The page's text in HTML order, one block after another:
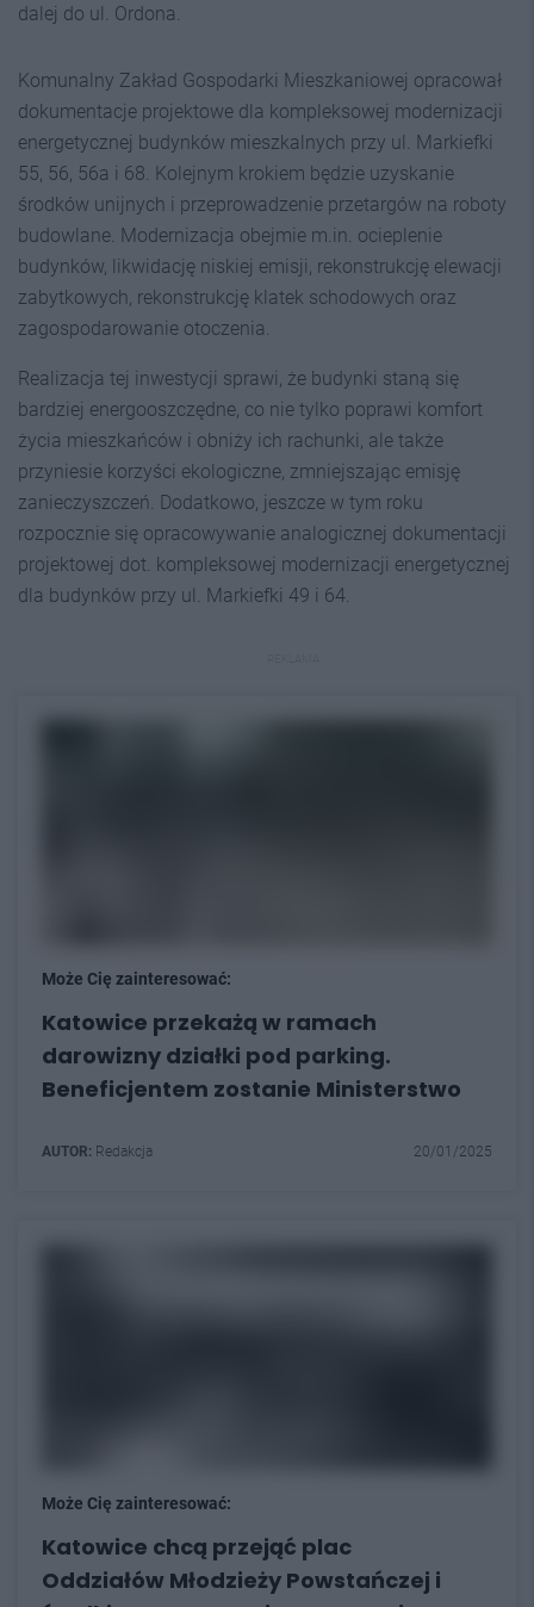
dalej do ul. Ordona.
Komunalny Zakład Gospodarki Mieszkaniowej opracował
dokumentacje projektowe dla kompleksowej modernizacji
energetycznej budynków mieszkalnych przy ul. Markiefki
55, 56, 56a i 68. Kolejnym krokiem będzie uzyskanie
środków unijnych i przeprowadzenie przetargów na roboty
budowlane. Modernizacja obejmie m.in. ocieplenie
budynków, likwidację niskiej emisji, rekonstrukcję elewacji
zabytkowych, rekonstrukcję klatek schodowych oraz
zagospodarowanie otoczenia.
Realizacja tej inwestycji sprawi, że budynki staną się
bardziej energooszczędne, co nie tylko poprawi komfort
życia mieszkańców i obniży ich rachunki, ale także
przyniesie korzyści ekologiczne, zmniejszając emisję
zanieczyszczeń. Dodatkowo, jeszcze w tym roku
rozpocznie się opracowywanie analogicznej dokumentacji
projektowej dot. kompleksowej modernizacji energetycznej
dla budynków przy ul. Markiefki 49 i 64.
Może Cię zainteresować:
Katowice przekażą w ramach
darowizny działki pod parking.
Beneficjentem zostanie Ministerstwo
AUTOR: Redakcja 20/01/2025
Może Cię zainteresować:
Katowice chcą przejąć plac
Oddziałów Młodzieży Powstańczej i